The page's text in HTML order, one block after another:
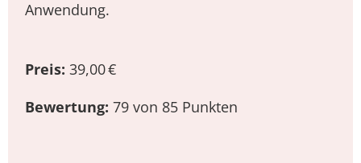
Anwendung.
Preis: 39,00 €
Bewertung: 79 von 85 Punkten